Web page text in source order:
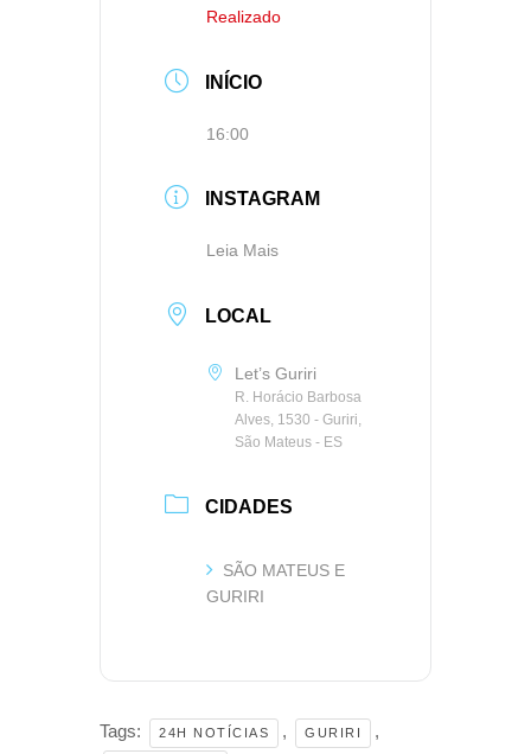
Realizado
INÍCIO
16:00
INSTAGRAM
Leia Mais
LOCAL
Let’s Guriri
R. Horácio Barbosa
Alves, 1530 - Guriri,
São Mateus - ES
CIDADES
SÃO MATEUS E
GURIRI
Tags: 24H NOTÍCIAS , GURIRI ,